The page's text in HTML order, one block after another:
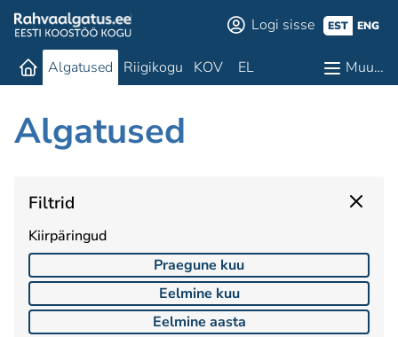
Logi sisse EST ENG
Algatused Riigikogu KOV EL Muu…
Algatused
Filtrid
Kiirpäringud
Praegune kuu
Eelmine kuu
Eelmine aasta